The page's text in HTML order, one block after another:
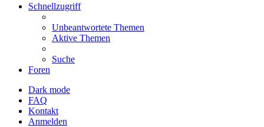
Schnellzugriff
Unbeantwortete Themen
Aktive Themen
Suche
Foren
Dark mode
FAQ
Kontakt
Anmelden